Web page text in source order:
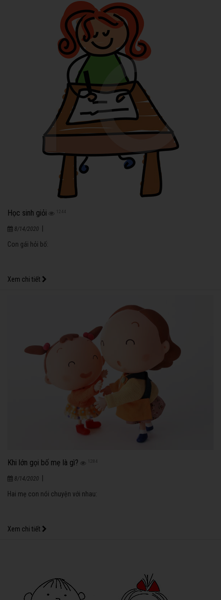
Học sinh giỏi 1244
8/14/2020
Con gái hỏi bố:
Xem chi tiết
Khi lớn gọi bố mẹ là gì? 1284
8/14/2020 |
Hai mẹ con nói chuyện với nhau:
Xem chi tiết